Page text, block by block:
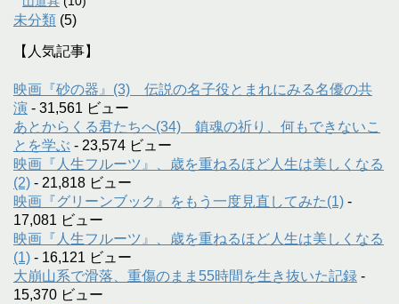
未分類 (5)
【人気記事】
映画『砂の器』(3) 伝説の名子役とまれにみる名優の共
演 - 31,561 ビュー
あとからくる君たちへ(34) 鎮魂の祈り、何もできないこ
とを学ぶ - 23,574 ビュー
映画『人生フルーツ』、歳を重ねるほど人生は美しくなる
(2) - 21,818 ビュー
映画『グリーンブック』をもう一度見直してみた(1) -
17,081 ビュー
映画『人生フルーツ』、歳を重ねるほど人生は美しくなる
(1) - 16,121 ビュー
大崩山系で滑落、重傷のまま55時間を生き抜いた記録 -
15,370 ビュー